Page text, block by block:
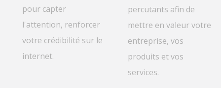
pour capter
l'attention, renforcer
votre crédibilité sur le
internet.
percutants afin de
mettre en valeur votre
entreprise, vos
produits et vos
services.